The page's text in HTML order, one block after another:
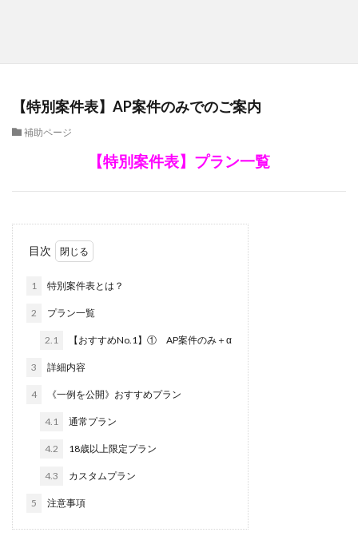
【特別案件表】AP案件のみでのご案内
補助ページ
【特別案件表】プラン一覧
目次
1 特別案件表とは？
2 プラン一覧
2.1 【おすすめNo.1】① AP案件のみ＋α
3 詳細内容
4 《一例を公開》おすすめプラン
4.1 通常プラン
4.2 18歳以上限定プラン
4.3 カスタムプラン
5 注意事項